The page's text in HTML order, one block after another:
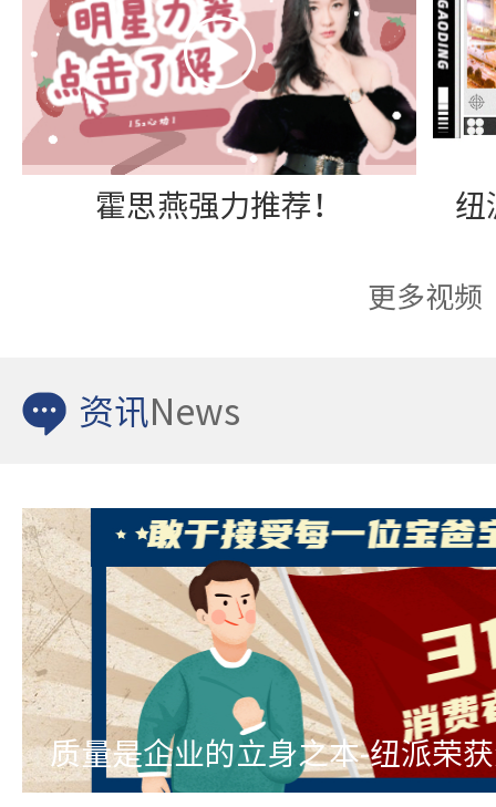
霍思燕强力推荐！
更多视频
资讯 News
质量是企业的立身之本-纽派荣